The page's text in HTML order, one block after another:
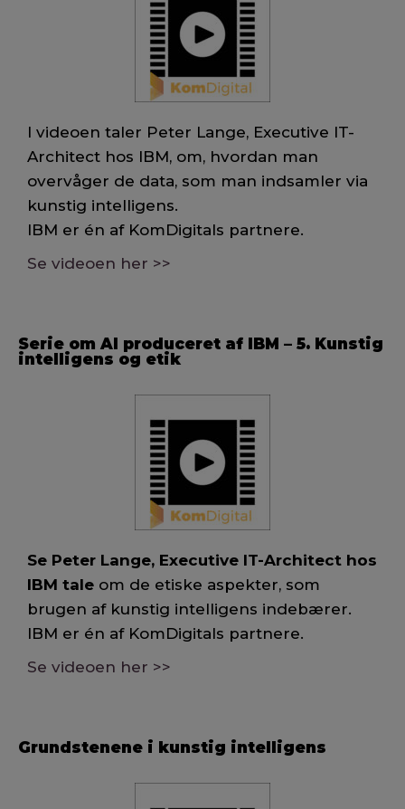
I videoen taler Peter Lange, Executive IT-
Architect hos IBM, om, hvordan man
overvåger de data, som man indsamler via
kunstig intelligens.
IBM er én af KomDigitals partnere.
Se videoen her >>
Serie om AI produceret af IBM – 5. Kunstig
intelligens og etik
Se Peter Lange, Executive IT-Architect hos
IBM tale om de etiske aspekter, som
brugen af kunstig intelligens indebærer.
IBM er én af KomDigitals partnere.
Se videoen her >>
Grundstenene i kunstig intelligens